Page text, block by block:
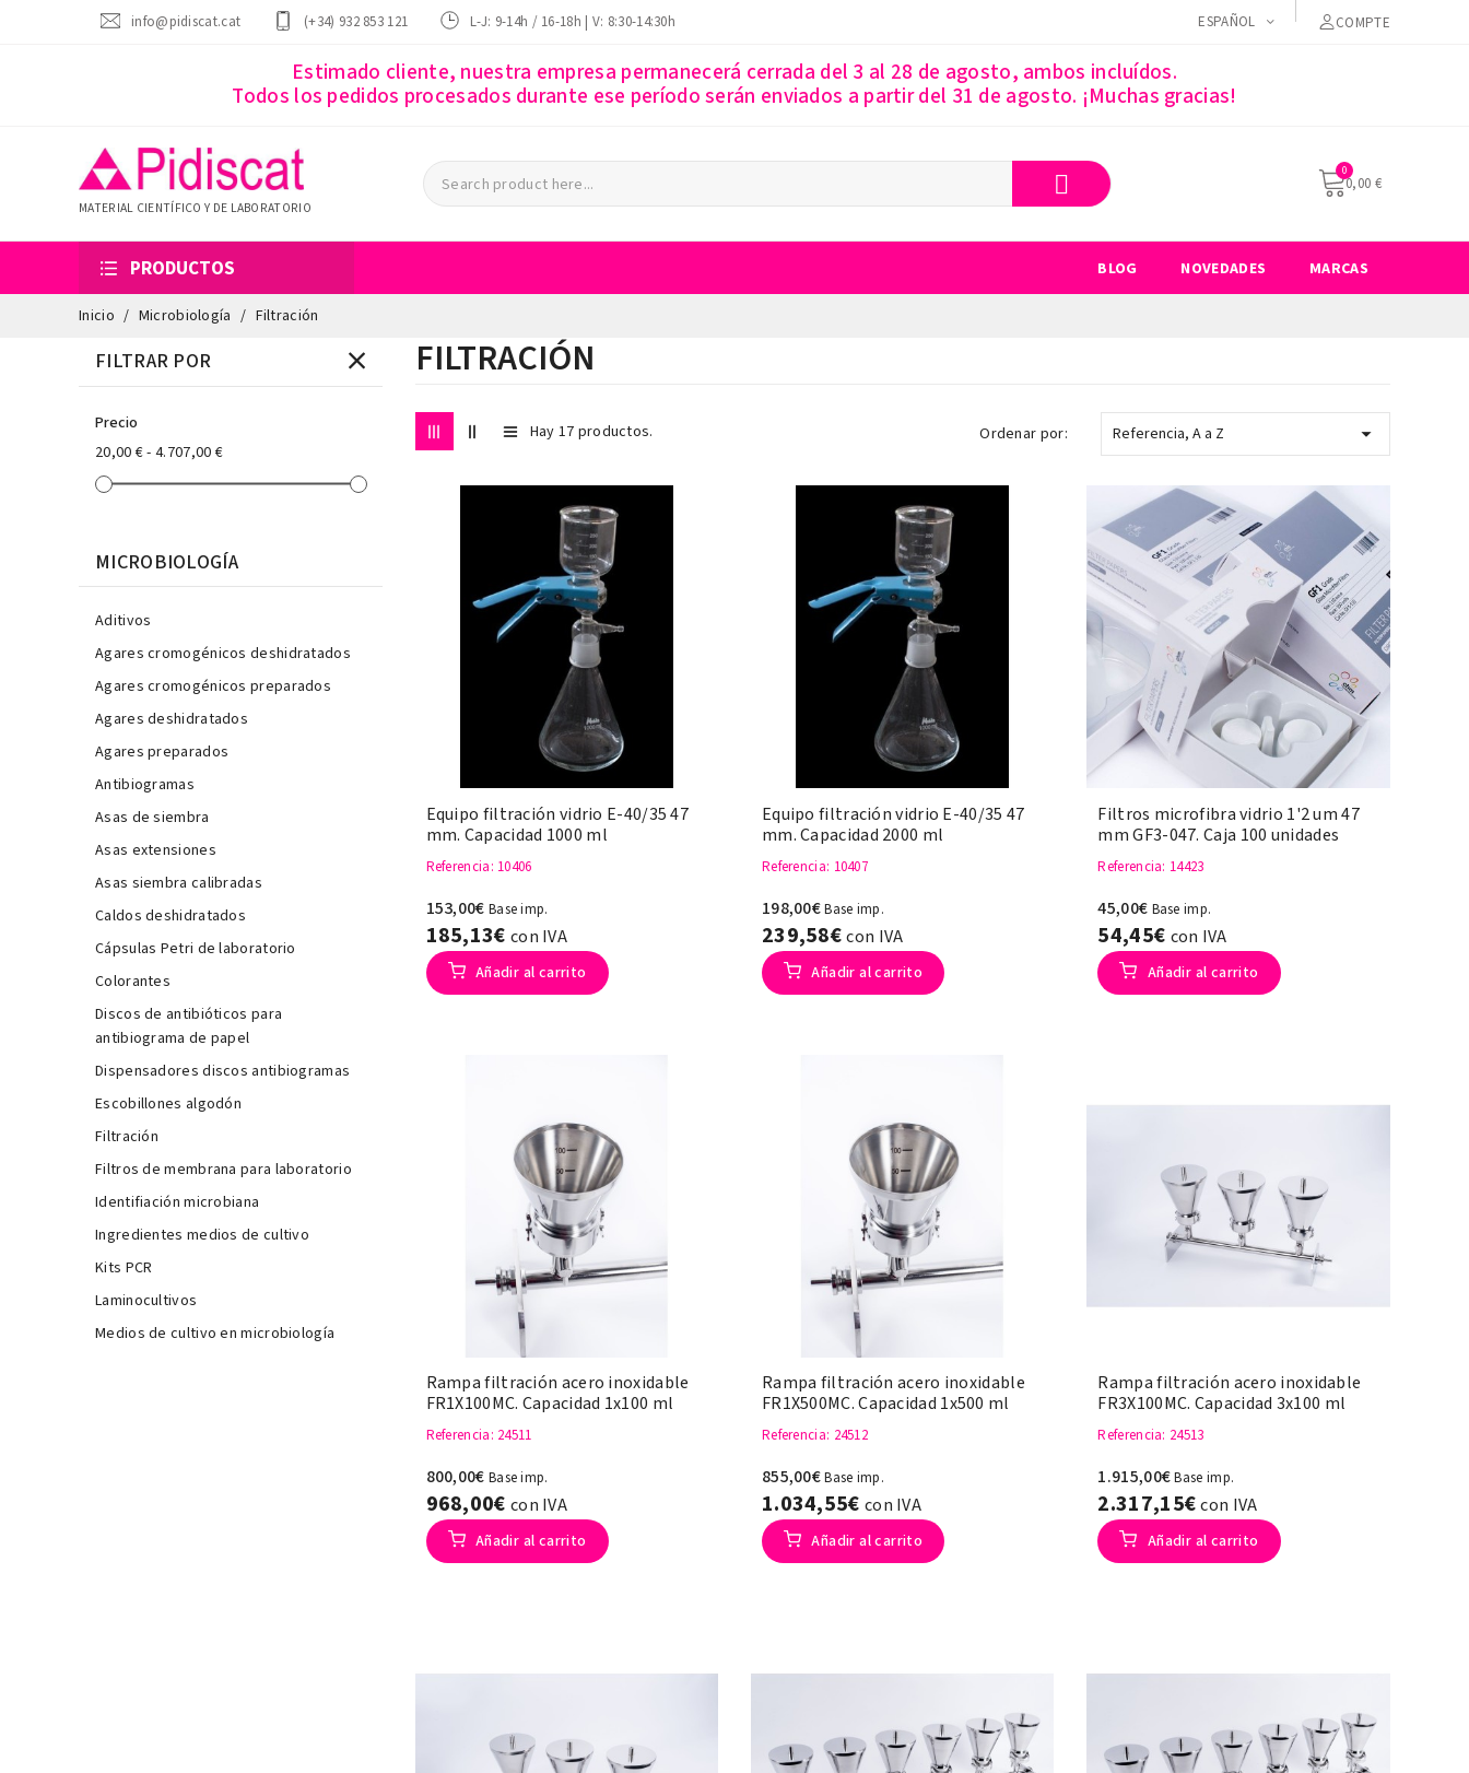
info@pidiscat.cat (+34) 932 853 121 L-J: 9-14h / 16-18h | V: 8:30-14:30h ESPAÑOL COMPTE
Estimado cliente, nuestra empresa permanecerá cerrada del 3 al 28 de agosto, ambos incluídos.
Todos los pedidos procesados durante ese período serán enviados a partir del 31 de agosto. ¡Muchas gracias!
MATERIAL CIENTÍFICO Y DE LABORATORIO
0,00 €
PRODUCTOS BLOG NOVEDADES MARCAS
Inicio Microbiología Filtración
FILTRAR POR
Precio
20,00 € - 4.707,00 €
MICROBIOLOGÍA
Aditivos
Agares cromogénicos deshidratados
Agares cromogénicos preparados
Agares deshidratados
Agares preparados
Antibiogramas
Asas de siembra
Asas extensiones
Asas siembra calibradas
Caldos deshidratados
Cápsulas Petri de laboratorio
Colorantes
Discos de antibióticos para
antibiograma de papel
Dispensadores discos antibiogramas
Escobillones algodón
Filtración
Filtros de membrana para laboratorio
Identifiación microbiana
Ingredientes medios de cultivo
Kits PCR
Laminocultivos
Medios de cultivo en microbiología
FILTRACIÓN
Hay 17 productos. Ordenar por: Referencia, A a Z 
Equipo filtración vidrio E-40/35 47
mm. Capacidad 1000 ml
Referencia: 10406
153,00€ Base imp.
185,13€ con IVA
Añadir al carrito
Equipo filtración vidrio E-40/35 47
mm. Capacidad 2000 ml
Referencia: 10407
198,00€Base imp.
239,58€con IVA
Añadir al carrito
Filtros microfibra vidrio 1'2 um 47
mm GF3-047. Caja 100 unidades
Referencia: 14423
45,00€ Base imp.
54,45€ con IVA
Añadir al carrito
Rampa filtración acero inoxidable
FR1X100MC. Capacidad 1x100 ml
Referencia: 24511
800,00€ Base imp.
968,00€ con IVA
Añadir al carrito
Rampa filtración acero inoxidable
FR1X500MC. Capacidad 1x500 ml
Referencia: 24512
855,00€Base imp.
1.034,55€ con IVA
Añadir al carrito
Rampa filtración acero inoxidable
FR3X100MC. Capacidad 3x100 ml
Referencia: 24513
1.915,00€Base imp.
2.317,15€con IVA
Añadir al carrito